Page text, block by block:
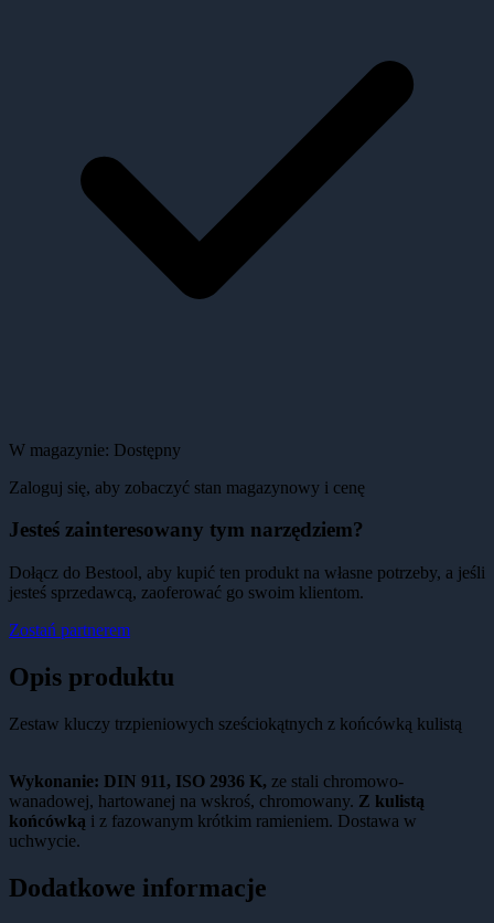
W magazynie: Dostępny
Zaloguj się, aby zobaczyć stan magazynowy i cenę
Jesteś zainteresowany tym narzędziem?
Dołącz do Bestool, aby kupić ten produkt na własne potrzeby, a jeśli
jesteś sprzedawcą, zaoferować go swoim klientom.
Zostań partnerem
Opis produktu
Zestaw kluczy trzpieniowych sześciokątnych z końcówką kulistą
Wykonanie: DIN 911, ISO 2936 K, ze stali chromowo-
wanadowej, hartowanej na wskroś, chromowany. Z kulistą
końcówką i z fazowanym krótkim ramieniem. Dostawa w
uchwycie.
Dodatkowe informacje